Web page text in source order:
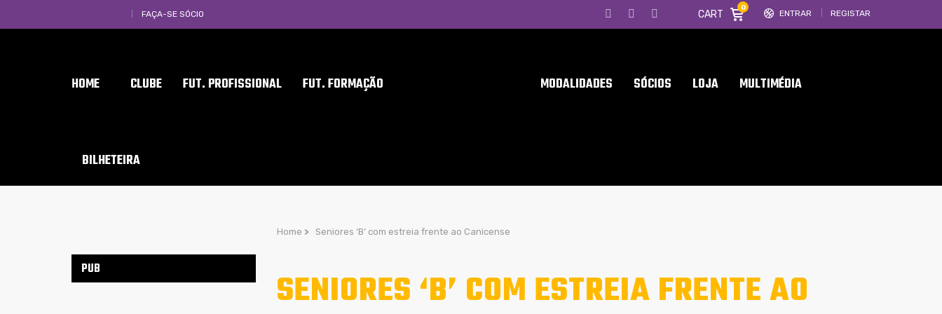
FAÇA-SE SÓCIO ENTRAR REGISTAR
CART
0
HOME CLUBE FUT. PROFISSIONAL FUT. FORMAÇÃO MODALIDADES SÓCIOS LOJA MULTIMÉDIA
BILHETEIRA
Home > Seniores ‘B’ com estreia frente ao Canicense
SENIORES ‘B’ COM ESTREIA FRENTE AO
PUB